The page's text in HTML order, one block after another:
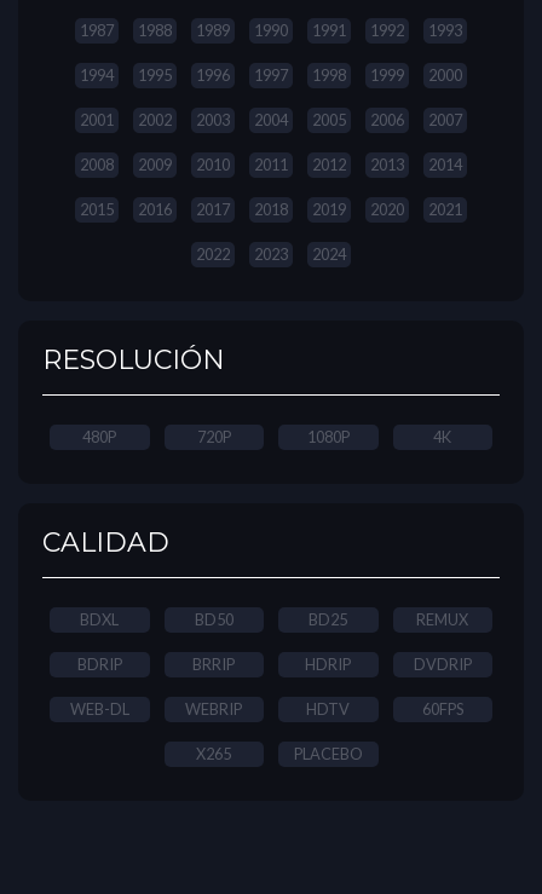
1987 1988 1989 1990 1991 1992 1993
1994 1995 1996 1997 1998 1999 2000
2001 2002 2003 2004 2005 2006 2007
2008 2009 2010 2011 2012 2013 2014
2015 2016 2017 2018 2019 2020 2021
2022 2023 2024
RESOLUCIÓN
480P 720P 1080P 4K
CALIDAD
BDXL BD50 BD25 REMUX
BDRIP BRRIP HDRIP DVDRIP
WEB-DL WEBRIP HDTV 60FPS
X265 PLACEBO